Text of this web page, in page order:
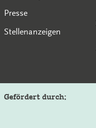
Presse
Stellenanzeigen
Gefördert durch: